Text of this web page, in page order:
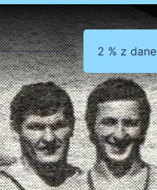
2 % z dane